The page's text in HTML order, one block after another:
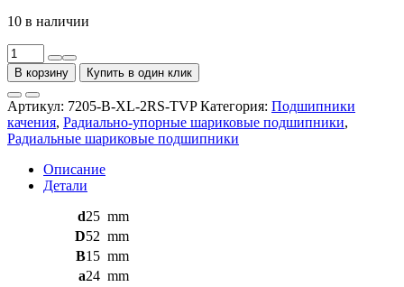
10 в наличии
Количество
товара
Подшипники
шариковые
радиально-
упорные
FAG
7205-
В корзину Купить в один клик
Артикул: 7205-B-XL-2RS-TVP Категория: Подшипники
качения, Радиально-упорные шариковые подшипники,
Радиальные шариковые подшипники
Описание
Детали
d25 mm
D52 mm
B15 mm
a24 mm